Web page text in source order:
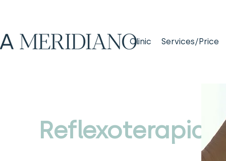
Clinic Services/Price
Reflexoterapia